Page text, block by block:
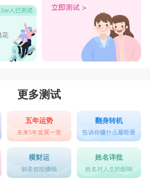
刻，想要问问这事情可否经营。这事情
若此事是值得信赖的，那就可以一注。
信用，那就有机会饱赚一笔。
姻缘何时来？
求？◇问当前交往对象可否更进一步或
象，不知道这个对象好不好，值不值得
以放心一搏，好好的经营他，会有惊喜
或走向结婚，不知这个对象可否信赖，
，这是个很好的姻缘。
挽回？
89签 文殊菩萨灵签第90签
91签 文殊菩萨灵签第92签
93签 文殊菩萨灵签第94签
97签 文殊菩萨灵签第98签
99签 文殊菩萨灵签第100签
花
更多测试
五年运势
未来5年发展一览
翻身转机
告诉你赚什么最吃香
横财运
躺着都能赚钱
姓名详批
姓名对人生的影响